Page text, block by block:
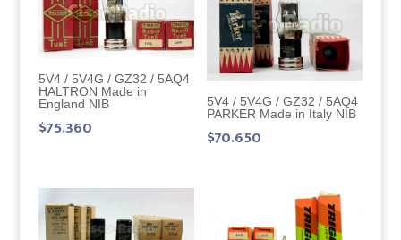
5V4 / 5V4G / GZ32 / 5AQ4
HALTRON Made in
England NIB
$75.360
5V4 / 5V4G / GZ32 / 5AQ4
PARKER Made in Italy NIB
$70.650